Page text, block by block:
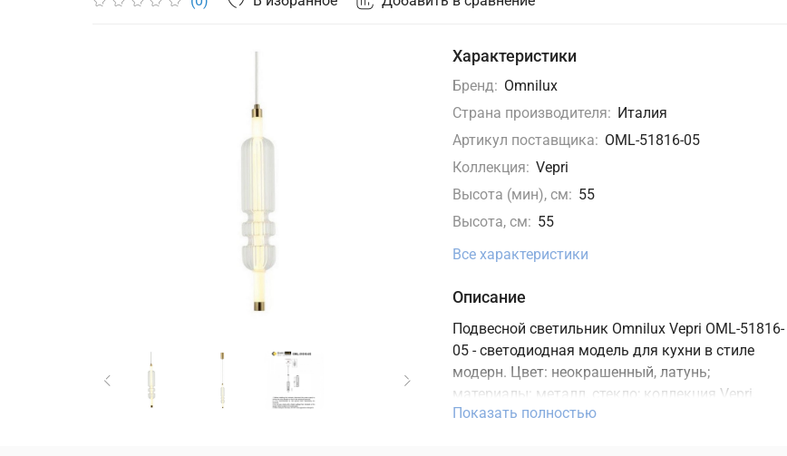
Характеристики
Бренд: Omnilux
Страна производителя: Италия
Артикул поставщика: OML-51816-05
Коллекция: Vepri
Высота (мин), см: 55
Высота, см: 55
Все характеристики
Описание
Подвесной светильник Omnilux Vepri OML-51816-
05 - светодиодная модель для кухни в стиле
модерн. Цвет: неокрашенный, латунь;
материалы: металл, стекло; коллекция Vepri.
Характеристики: теплый свет 3000K, мощность 5
Показать полностью